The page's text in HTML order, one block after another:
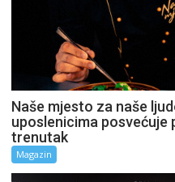
Naše mjesto za naše
uposlenicima
trenutak
Magazin